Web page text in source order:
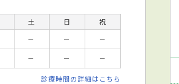
土 日
祝
－ －
－
－ － －
診療時間の詳細はこちら